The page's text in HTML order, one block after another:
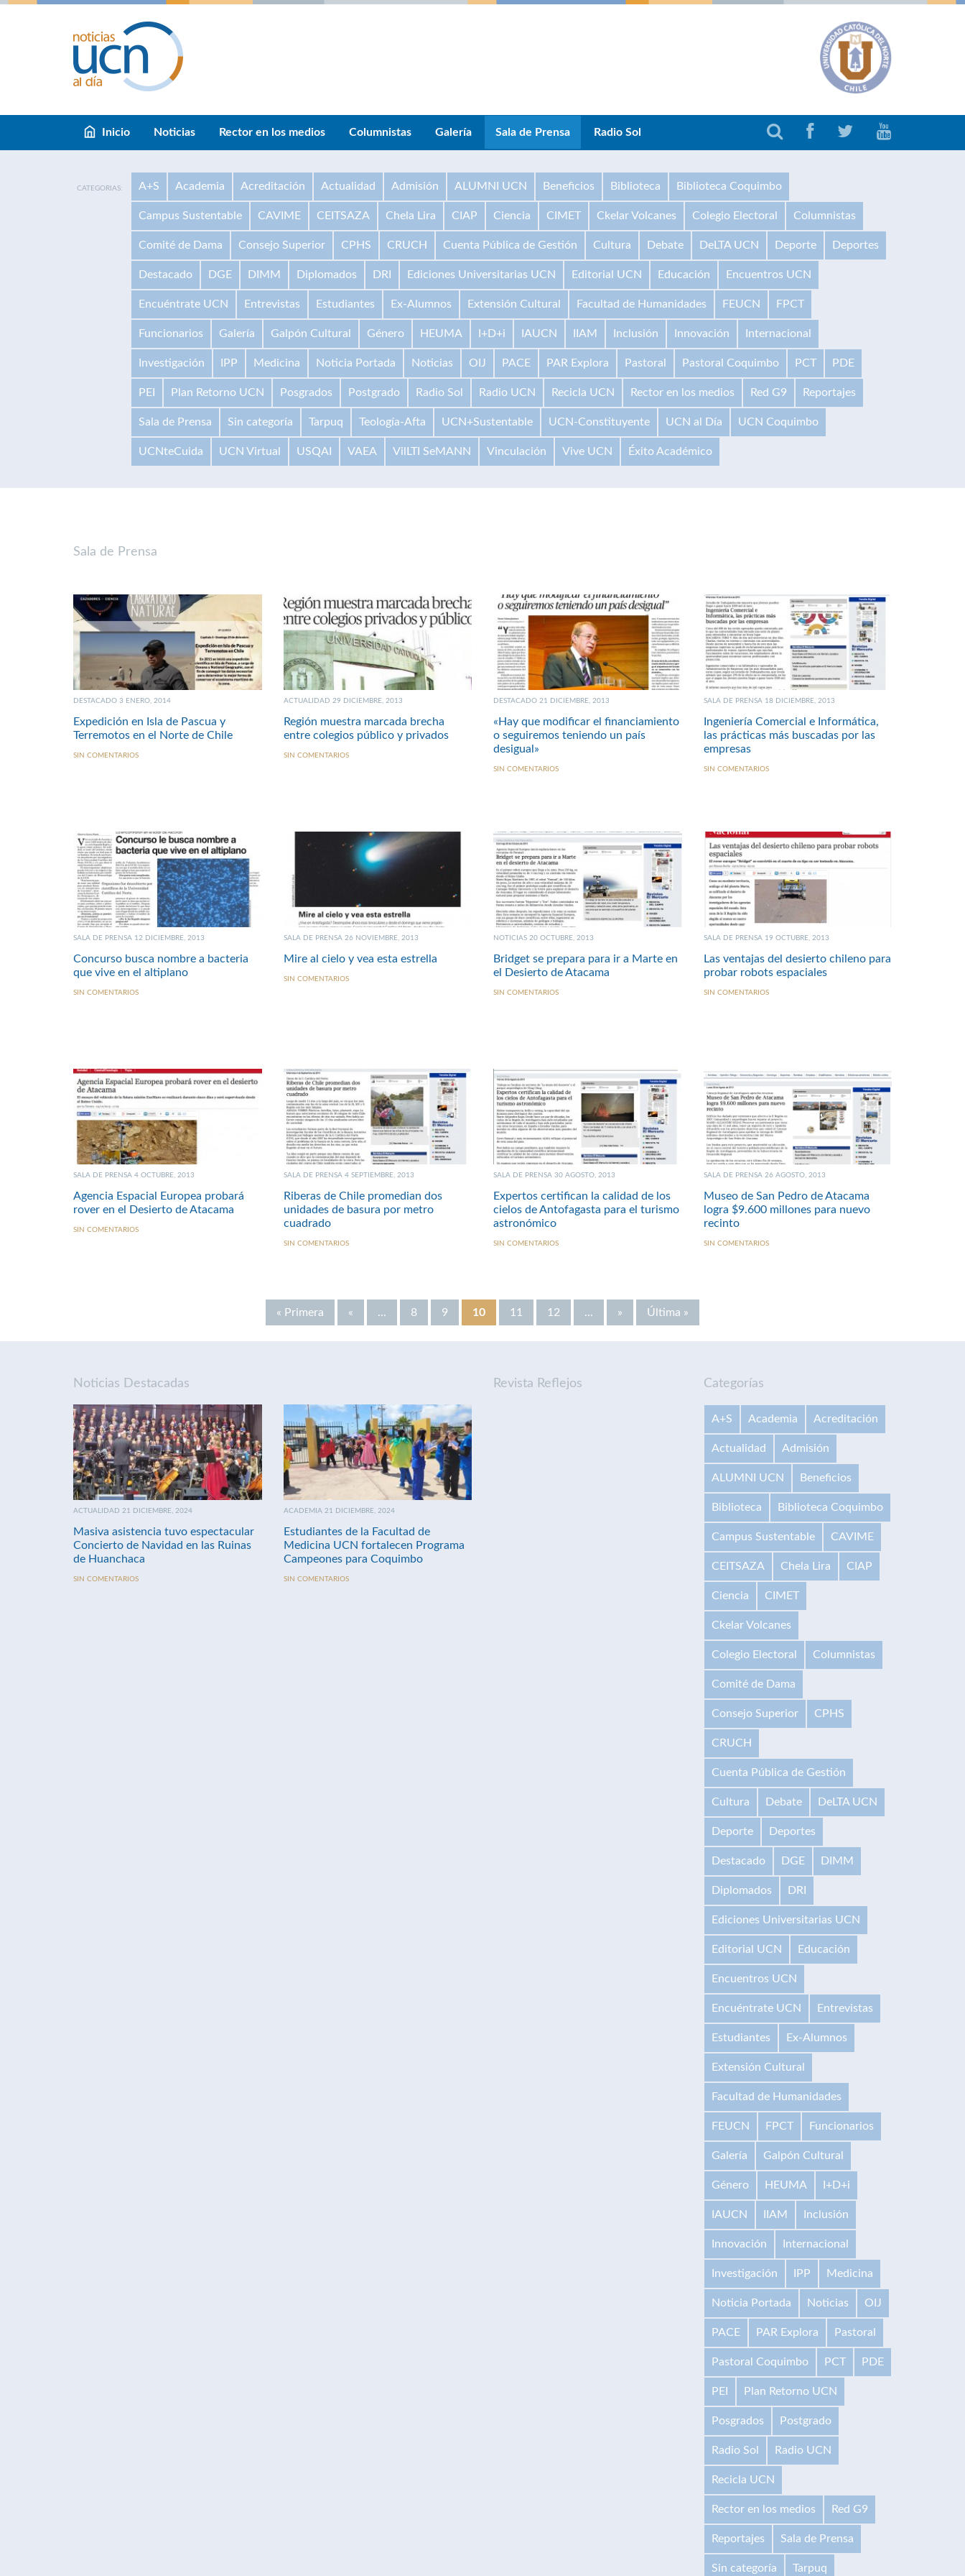
Inicio Noticias Rector en los medios Columnistas Galería Sala de Prensa Radio Sol
CATEGORIAS: A+S Academia Acreditación Actualidad Admisión ALUMNI UCN Beneficios Biblioteca Biblioteca Coquimbo
Campus Sustentable CAVIME CEITSAZA Chela Lira CIAP Ciencia CIMET Ckelar Volcanes Colegio Electoral Columnistas
Comité de Dama Consejo Superior CPHS CRUCH Cuenta Pública de Gestión Cultura Debate DeLTA UCN Deporte Deportes
Destacado DGE DIMM Diplomados DRI Ediciones Universitarias UCN Editorial UCN Educación Encuentros UCN
Encuéntrate UCN Entrevistas Estudiantes Ex-Alumnos Extensión Cultural Facultad de Humanidades FEUCN FPCT
Funcionarios Galería Galpón Cultural Género HEUMA I+D+i IAUCN IIAM Inclusión Innovación Internacional
Investigación IPP Medicina Noticia Portada Noticias OIJ PACE PAR Explora Pastoral Pastoral Coquimbo PCT PDE
PEI Plan Retorno UCN Posgrados Postgrado Radio Sol Radio UCN Recicla UCN Rector en los medios Red G9 Reportajes
Sala de Prensa Sin categoría Tarpuq Teología-Afta UCN+Sustentable UCN-Constituyente UCN al Día UCN Coquimbo
UCNteCuida UCN Virtual USQAI VAEA VilLTI SeMANN Vinculación Vive UCN Éxito Académico
Sala de Prensa
DESTACADO 3 ENERO, 2014
Expedición en Isla de Pascua y
Terremotos en el Norte de Chile
SIN COMENTARIOS
ACTUALIDAD 29 DICIEMBRE, 2013
Región muestra marcada brecha
entre colegios público y privados
SIN COMENTARIOS
DESTACADO 21 DICIEMBRE, 2013
«Hay que modificar el financiamiento
o seguiremos teniendo un país
desigual»
SIN COMENTARIOS
SALA DE PRENSA 18 DICIEMBRE, 2013
Ingeniería Comercial e Informática,
las prácticas más buscadas por las
empresas
SIN COMENTARIOS
SALA DE PRENSA 12 DICIEMBRE, 2013
Concurso busca nombre a bacteria
que vive en el altiplano
SIN COMENTARIOS
SALA DE PRENSA 26 NOVIEMBRE, 2013
Mire al cielo y vea esta estrella
SIN COMENTARIOS
NOTICIAS 20 OCTUBRE, 2013
Bridget se prepara para ir a Marte en
el Desierto de Atacama
SIN COMENTARIOS
SALA DE PRENSA 19 OCTUBRE, 2013
Las ventajas del desierto chileno para
probar robots espaciales
SIN COMENTARIOS
SALA DE PRENSA 4 OCTUBRE, 2013
Agencia Espacial Europea probará
rover en el Desierto de Atacama
SIN COMENTARIOS
SALA DE PRENSA 4 SEPTIEMBRE, 2013
Riberas de Chile promedian dos
unidades de basura por metro
cuadrado
SIN COMENTARIOS
SALA DE PRENSA 30 AGOSTO, 2013
Expertos certifican la calidad de los
cielos de Antofagasta para el turismo
astronómico
SIN COMENTARIOS
SALA DE PRENSA 26 AGOSTO, 2013
Museo de San Pedro de Atacama
logra $9.600 millones para nuevo
recinto
SIN COMENTARIOS
« Primera « ... 8 9 10 11 12 ... » Última »
Noticias Destacadas
ACTUALIDAD 21 DICIEMBRE, 2024
Masiva asistencia tuvo espectacular
Concierto de Navidad en las Ruinas
de Huanchaca
SIN COMENTARIOS
ACADEMIA 21 DICIEMBRE, 2024
Estudiantes de la Facultad de
Medicina UCN fortalecen Programa
Campeones para Coquimbo
SIN COMENTARIOS
Revista Reflejos Categorías
A+S Academia Acreditación
Actualidad Admisión
ALUMNI UCN Beneficios
Biblioteca Biblioteca Coquimbo
Campus Sustentable CAVIME
CEITSAZA Chela Lira CIAP
Ciencia CIMET
Ckelar Volcanes
Colegio Electoral Columnistas
Comité de Dama
Consejo Superior CPHS
CRUCH
Cuenta Pública de Gestión
Cultura Debate DeLTA UCN
Deporte Deportes
Destacado DGE DIMM
Diplomados DRI
Ediciones Universitarias UCN
Editorial UCN Educación
Encuentros UCN
Encuéntrate UCN Entrevistas
Estudiantes Ex-Alumnos
Extensión Cultural
Facultad de Humanidades
FEUCN FPCT Funcionarios
Galería Galpón Cultural
Género HEUMA I+D+i
IAUCN IIAM Inclusión
Innovación Internacional
Investigación IPP Medicina
Noticia Portada Noticias OIJ
PACE PAR Explora Pastoral
Pastoral Coquimbo PCT PDE
PEI Plan Retorno UCN
Posgrados Postgrado
Radio Sol Radio UCN
Recicla UCN
Rector en los medios Red G9
Reportajes Sala de Prensa
Sin categoría Tarpuq